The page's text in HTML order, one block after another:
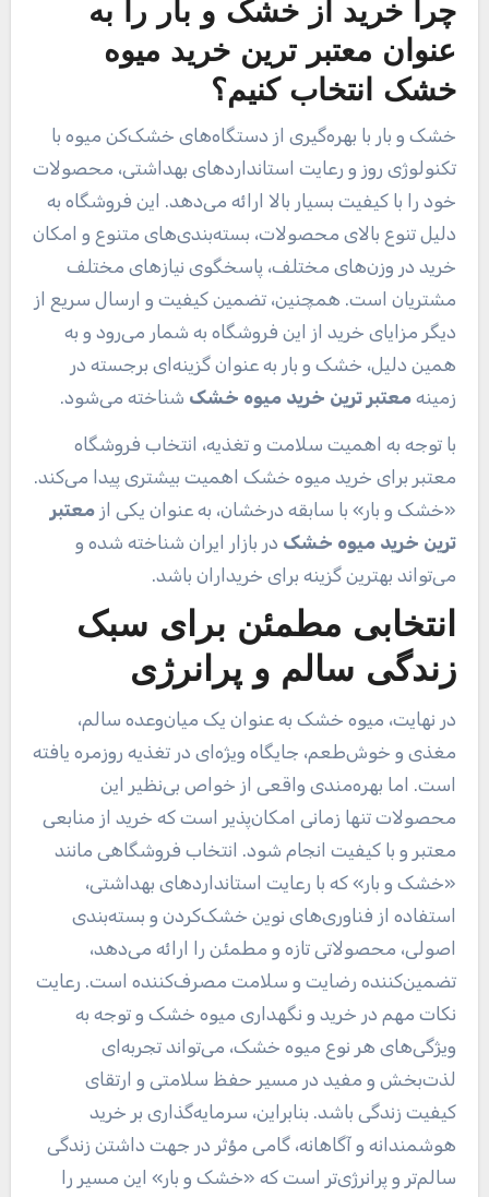
چرا خرید از خشک و بار را به
عنوان معتبر ترین خرید میوه
خشک انتخاب کنیم؟
خشک و بار با بهره‌گیری از دستگاه‌های خشک‌کن میوه با
تکنولوژی روز و رعایت استانداردهای بهداشتی، محصولات
خود را با کیفیت بسیار بالا ارائه می‌دهد. این فروشگاه به
دلیل تنوع بالای محصولات، بسته‌بندی‌های متنوع و امکان
خرید در وزن‌های مختلف، پاسخگوی نیازهای مختلف
مشتریان است. همچنین، تضمین کیفیت و ارسال سریع از
دیگر مزایای خرید از این فروشگاه به شمار می‌رود و به
همین دلیل، خشک و بار به عنوان گزینه‌ای برجسته در
زمینه معتبر ترین خرید میوه خشک شناخته می‌شود.
با توجه به اهمیت سلامت و تغذیه، انتخاب فروشگاه
معتبر برای خرید میوه خشک اهمیت بیشتری پیدا می‌کند.
«خشک و بار» با سابقه درخشان، به عنوان یکی از معتبر
ترین خرید میوه خشک در بازار ایران شناخته شده و
می‌تواند بهترین گزینه برای خریداران باشد.
انتخابی مطمئن برای سبک
زندگی سالم و پرانرژی
در نهایت، میوه خشک به عنوان یک میان‌وعده سالم،
مغذی و خوش‌طعم، جایگاه ویژه‌ای در تغذیه روزمره یافته
است. اما بهره‌مندی واقعی از خواص بی‌نظیر این
محصولات تنها زمانی امکان‌پذیر است که خرید از منابعی
معتبر و با کیفیت انجام شود. انتخاب فروشگاهی مانند
«خشک و بار» که با رعایت استانداردهای بهداشتی،
استفاده از فناوری‌های نوین خشک‌کردن و بسته‌بندی
اصولی، محصولاتی تازه و مطمئن را ارائه می‌دهد،
تضمین‌کننده رضایت و سلامت مصرف‌کننده است. رعایت
نکات مهم در خرید و نگهداری میوه خشک و توجه به
ویژگی‌های هر نوع میوه خشک، می‌تواند تجربه‌ای
لذت‌بخش و مفید در مسیر حفظ سلامتی و ارتقای
کیفیت زندگی باشد. بنابراین، سرمایه‌گذاری بر خرید
هوشمندانه و آگاهانه، گامی مؤثر در جهت داشتن زندگی
سالم‌تر و پرانرژی‌تر است که «خشک و بار» این مسیر را